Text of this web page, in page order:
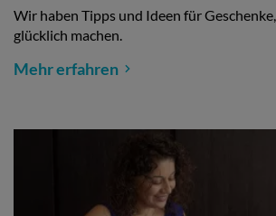
Wir haben Tipps und Ideen für
glücklich machen.
Mehr erfahren